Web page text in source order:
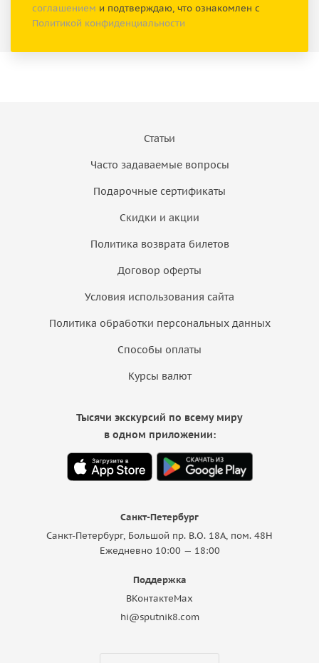
соглашением и подтверждаю, что ознакомлен с
Политикой конфиденциальности
Статьи
Часто задаваемые вопросы
Подарочные сертификаты
Скидки и акции
Политика возврата билетов
Договор оферты
Условия использования сайта
Политика обработки персональных данных
Способы оплаты
Курсы валют
Санкт-Петербург
Санкт-Петербург, Большой пр. В.О. 18A, пом. 48Н
Ежедневно 10:00 — 18:00
Поддержка
ВКонтактеMax
hi@sputnik8.com
Тысячи экскурсий по всему миру
в одном приложении: